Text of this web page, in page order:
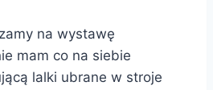
na wystawę
mam co na siebie
lalki ubrane w stroje